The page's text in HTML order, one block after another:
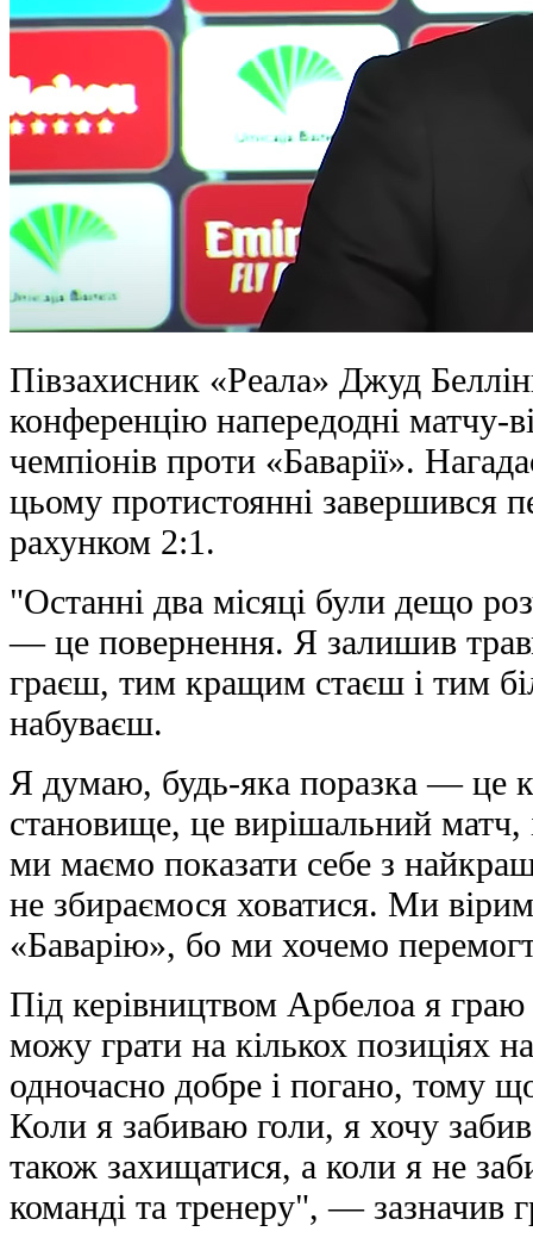
Півзахисник «Реала» Джуд
конференцію напередодні матчу-
чемпіонів проти «Баварії».
цьому протистоянні завершився
рахунком 2:1.
"Останні два місяці були дещо
— це повернення. Я залишив
граєш, тим кращим стаєш і тим
набуваєш.
Я думаю, будь-яка поразка — це
становище, це вирішальний матч,
ми маємо показати себе з
не збираємося ховатися. Ми
«Баварію», бо ми хочемо
Під керівництвом Арбелоа я
можу грати на кількох позиціях
одночасно добре і погано, тому
Коли я забиваю голи, я хочу
також захищатися, а коли я не
команді та тренеру", — зазначив